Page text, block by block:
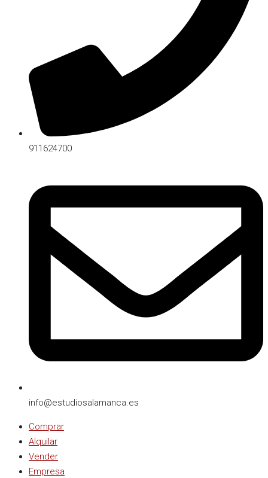
911624700
info@estudiosalamanca.es​
Comprar
Alquilar
Vender
Empresa